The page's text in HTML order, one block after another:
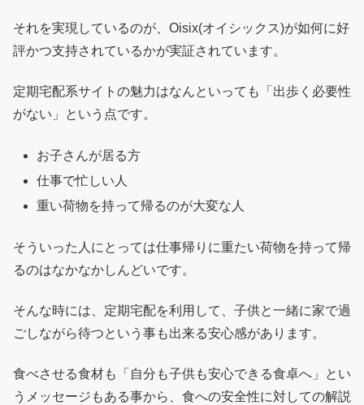
それを実現しているのが、Oisix(オイシックス)が如何に好
評かつ支持されているかが実証されています。
定期宅配系サイトの魅力はなんといっても「出歩く必要性
がない」という点です。
お子さんが居る方
仕事で忙しい人
重い荷物を持って帰るのが大変な人
そういった人にとっては仕事帰りに重たい荷物を持って帰
るのはなかなかしんどいです。
そんな時には、定期宅配を利用して、子供と一緒に家で過
ごしながら待つという事も出来る安心感があります。
食べさせる食材も「自分も子供も安心できる食卓へ」とい
うメッセージもある事から、食への安全性に対しての解説